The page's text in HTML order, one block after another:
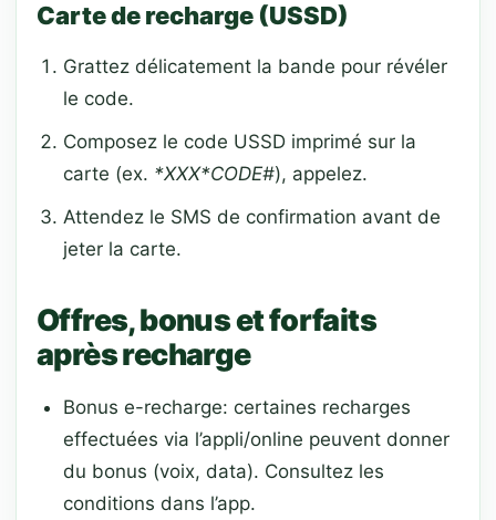
Carte de recharge (USSD)
Grattez délicatement la bande pour révéler
le code.
Composez le code USSD imprimé sur la
carte (ex. *XXX*CODE#), appelez.
Attendez le SMS de confirmation avant de
jeter la carte.
Offres, bonus et forfaits
après recharge
Bonus e-recharge: certaines recharges
effectuées via l’appli/online peuvent donner
du bonus (voix, data). Consultez les
conditions dans l’app.